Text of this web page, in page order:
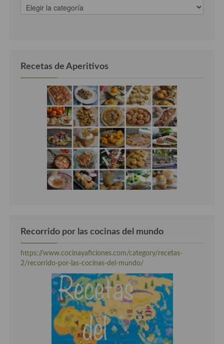
recetas
clasificadas
Recetas de Aperitivos
Recorrido por las cocinas del mundo
https://www.cocinayaficiones.com/category/recetas-
2/recorrido-por-las-cocinas-del-mundo/